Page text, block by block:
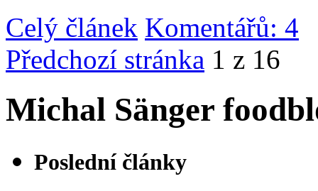
Celý článek Komentářů: 4
Předchozí stránka 1 z 16
Michal Sänger
Poslední články